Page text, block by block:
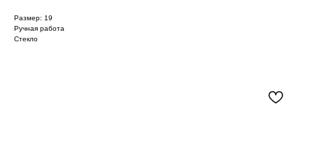
Размер: 19
Ручная работа
Стекло